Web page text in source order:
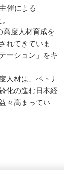
催による
高度人材育成を
れてきていま
ーション」をキ
人材は、ベトナ
化の進む日本経
々高まってい